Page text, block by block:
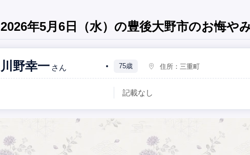
2026年5月6日（水）の豊後大野市のお悔や
川野幸一 さん 75歳 住所： 三重町
記載なし